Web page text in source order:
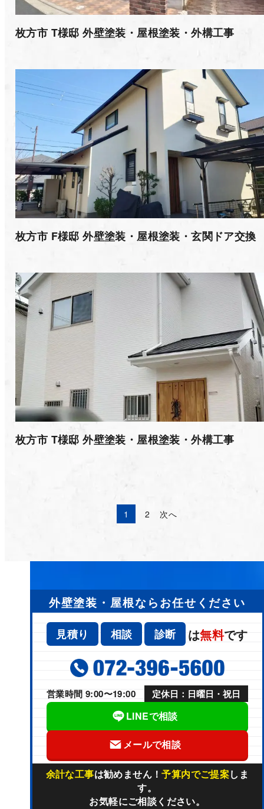
枚方市 T様邸 外壁塗装・屋根塗装・外構工事⁡
枚方市 F様邸 外壁塗装・屋根塗装・玄関ドア交換
枚方市 T様邸 外壁塗装・屋根塗装・外構工事⁡
1 2 次へ
外壁塗装・屋根ならお任せください
見積り 相談 診断 は無料です
営業時間 9:00〜19:00 定休日：日曜日・祝日
LINEで相談
メールで相談
余計な工事は勧めません！予算内でご提案しま
す。
お気軽にご相談ください。